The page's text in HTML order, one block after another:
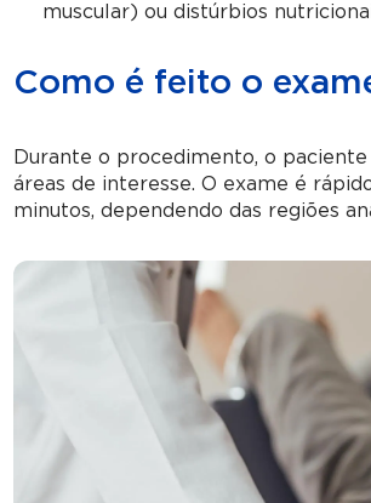
muscular) ou distúrbios
Como é feito o
Durante o procedimento, o
áreas de interesse. O exame é
minutos, dependendo das regiões